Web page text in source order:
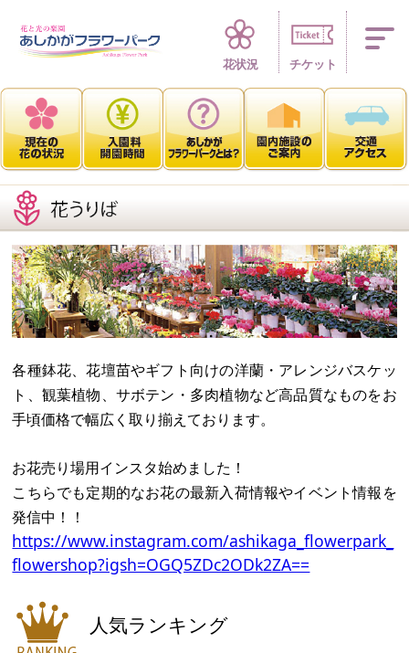
四季折々 花の
花状況 チケット
各種鉢花、花壇苗やギフト向けの洋蘭・アレンジバスケッ
ト、観葉植物、サボテン・多肉植物など高品質なものをお
手頃価格で幅広く取り揃えております。
お花売り場用インスタ始めました！
こちらでも定期的なお花の最新入荷情報やイベント情報を
発信中！！
https://www.instagram.com/ashikaga_flowerpark_
flowershop?igsh=OGQ5ZDc2ODk2ZA==
人気ランキング